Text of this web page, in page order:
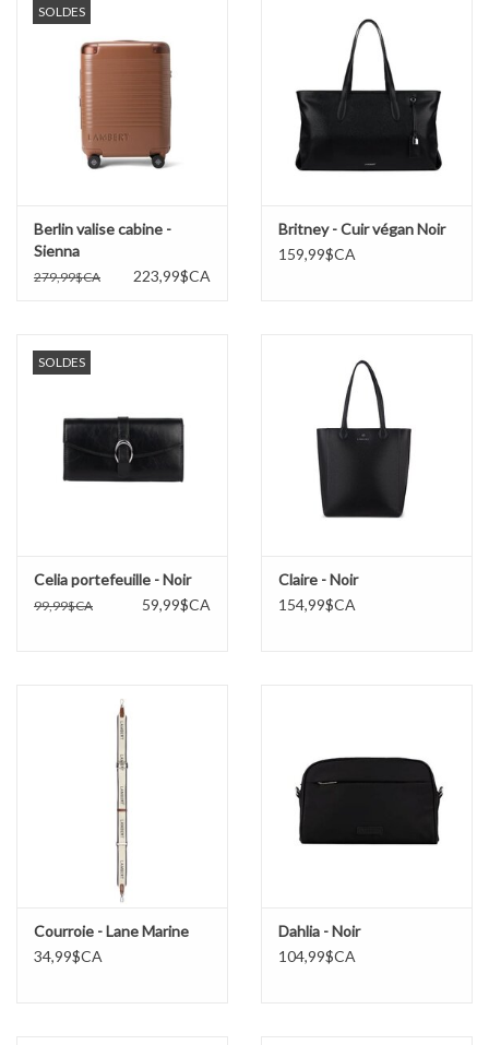
SOLDES
Berlin valise cabine -
Sienna
279,99$CA 223,99$CA
Britney - Cuir végan Noir
159,99$CA
SOLDES
Celia portefeuille - Noir
99,99$CA 59,99$CA
Claire - Noir
154,99$CA
Courroie - Lane Marine
34,99$CA
Dahlia - Noir
104,99$CA